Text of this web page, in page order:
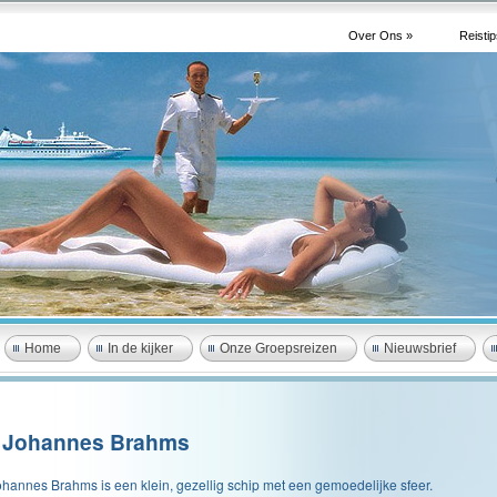
Over Ons »
Home In de kijker Onze Groepsreizen Nieuwsbrief
Brahms
Brahms is een klein, gezellig schip met een gemoedelijke sfeer.